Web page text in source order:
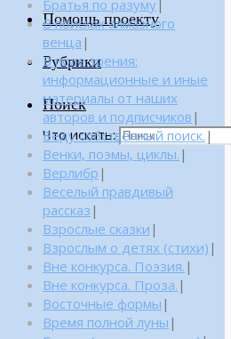
Помощь проекту
Рубрики
Поиск
Что искать:
Братья по разуму|
В поисках алмазного
венца |
В поле зрения:
информационные и иные
материалы от наших
авторов и подписчиков |
Веду собственный поиск. |
Венки, поэмы, циклы. |
Верлибр |
Веселый правдивый
рассказ |
Взрослые сказки |
Взрослым о детях (стихи) |
Вне конкурса. Поэзия. |
Вне конкурса. Проза. |
Восточные формы |
Время полной луны |